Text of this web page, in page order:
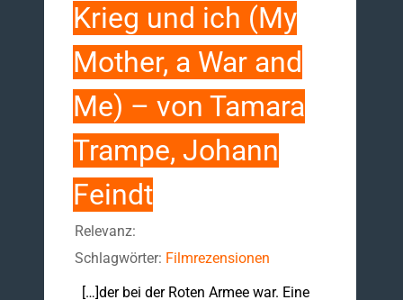
Krieg und ich (My
Mother, a War and
Me) – von Tamara
Trampe, Johann
Feindt
Relevanz:
Schlagwörter: Filmrezensionen
[…]der bei der Roten Armee war. Eine